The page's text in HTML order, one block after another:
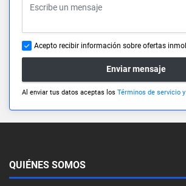
Acepto recibir información sobre ofertas
Enviar mensaje
Al enviar tus datos aceptas los Términos de servicio
QUIÉNES SOMOS